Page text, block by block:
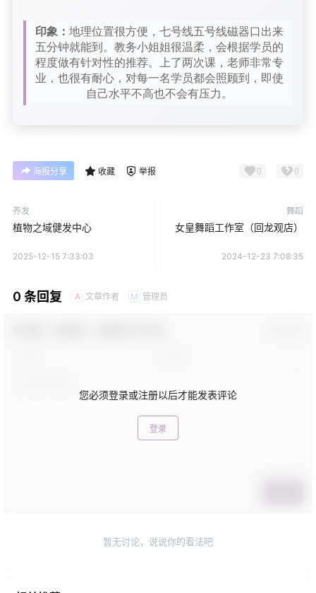
印象： 地理位置很方便，七号线五号线磁器口出来
五分钟就能到。教务小姐姐很温柔，会根据学员的
程度做有针对性的推荐。上了两次课，老师非常专
业，也很有耐心，对每一名学员都会照顾到，即使
自己水平不高也不会有压力。
海报分享 收藏 举报 0 0
养发
植物之域健发中心
2025-12-15 7:33:03
舞蹈
女皇舞蹈工作室（回龙观店）
2024-12-23 7:08:35
0 条回复 A 文章作者 M 管理员
您必须登录或注册以后才能发表评论
登录
暂无讨论，说说你的看法吧